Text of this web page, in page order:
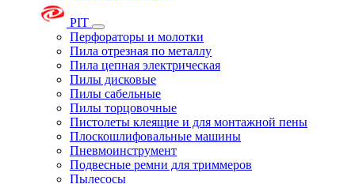
PIT
Перфораторы и молотки
Пила отрезная по металлу
Пила цепная электрическая
Пилы дисковые
Пилы сабельные
Пилы торцовочные
Пистолеты клеящие и для монтажной пены
Плоскошлифовальные машины
Пневмоинструмент
Подвесные ремни для триммеров
Пылесосы